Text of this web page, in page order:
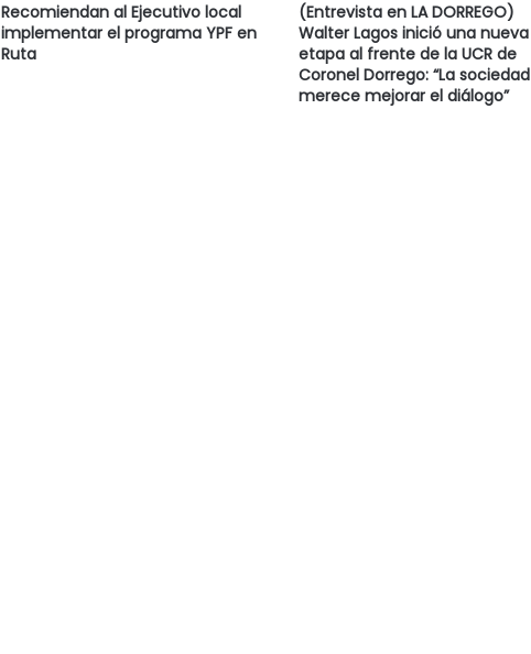
Recomiendan al Ejecutivo local
implementar el programa YPF en
Ruta
(Entrevista en LA DORREGO)
Walter Lagos inició una nueva
etapa al frente de la UCR de
Coronel Dorrego: “La sociedad
merece mejorar el diálogo”